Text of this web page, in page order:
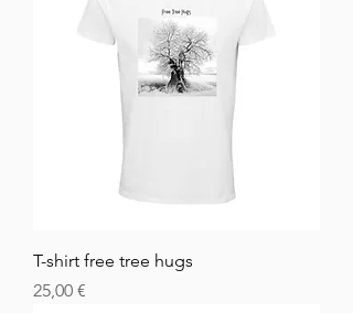
T-shirt free tree hugs
Hinta
25,00 €